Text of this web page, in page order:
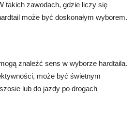
takich zawodach, gdzie liczy się
może być doskonałym wyborem.
znaleźć sens w wyborze hardtaila.
może być świetnym
lub do jazdy po drogach